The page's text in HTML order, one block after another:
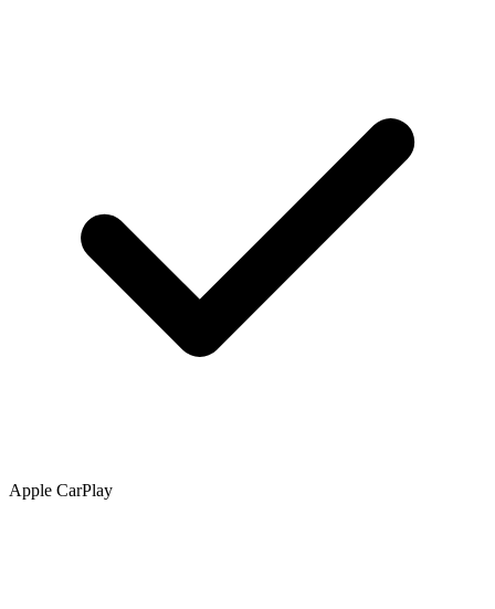
Apple CarPlay